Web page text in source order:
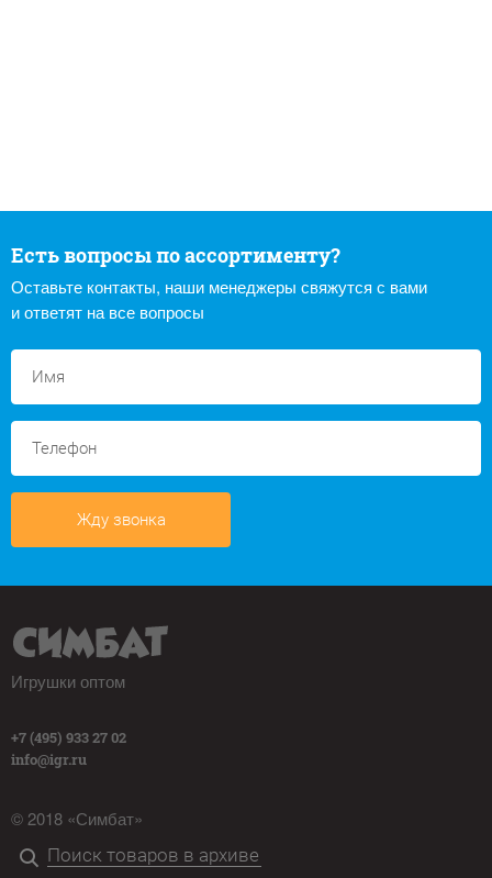
Есть вопросы по ассортименту?
Оставьте контакты, наши менеджеры свяжутся с вами
и ответят на все вопросы
Жду звонка
Игрушки оптом
+7 (495) 933 27 02
info@igr.ru
© 2018 «Симбат»